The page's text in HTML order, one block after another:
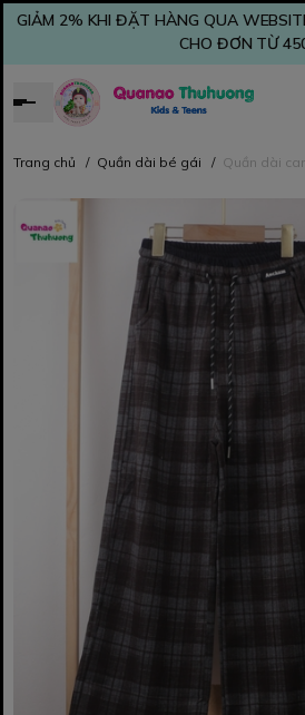
GIẢM 2% KHI ĐẶT HÀNG QUA
CHO ĐƠN TỪ
Trang chủ / Quần dài bé gái / Quần dài